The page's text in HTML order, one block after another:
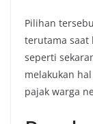
Pilihan
terutama saat
seperti
melakukan
pajak warga